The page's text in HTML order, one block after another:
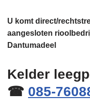
U komt direct/
aangesloten
Dantumadeel
Kelder
☎ 085-